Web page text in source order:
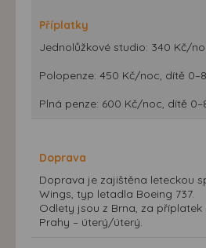
Příplatky
Jednolůžkové studio: 340 Kč/
Polopenze: 450 Kč/noc, dítě
Plná penze: 600 Kč/noc, dítě
Doprava
Doprava je zajištěna leteckou
Wings, typ letadla Boeing 737.
Odlety jsou z Brna, za
Prahy – úterý/úterý.